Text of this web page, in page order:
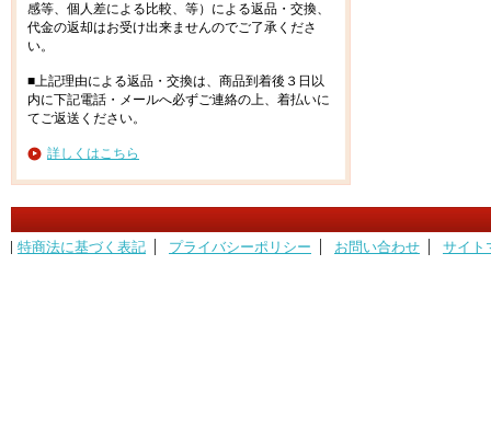
感等、個人差による比較、等）による返品・交換、
代金の返却はお受け出来ませんのでご了承くださ
い。
■上記理由による返品・交換は、商品到着後３日以
内に下記電話・メールへ必ずご連絡の上、着払いに
てご返送ください。
詳しくはこちら
特商法に基づく表記 プライバシーポリシー お問い合わせ サイト